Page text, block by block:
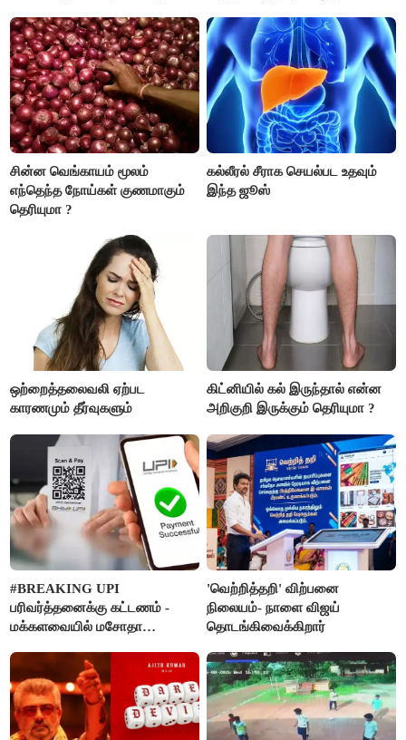
பொறுப்புகளை ஒப்படைப்பதில்
கவனம் தேவை..!
சின்ன வெங்காயம் மூலம்
எந்தெந்த நோய்கள் குணமாகும்
தெரியுமா ?
கல்லீரல் சீராக செயல்பட உதவும்
இந்த ஜூஸ்
ஒற்றைத்தலைவலி ஏற்பட
காரணமும் தீர்வுகளும்
கிட்னியில் கல் இருந்தால் என்ன
அறிகுறி இருக்கும் தெரியுமா ?
#BREAKING UPI
பரிவர்த்தனைக்கு கட்டணம் -
மக்களவையில் மசோதா
'வெற்றித்தறி' விற்பனை
நிலையம்- நாளை விஜய்
தொடங்கிவைக்கிறார்